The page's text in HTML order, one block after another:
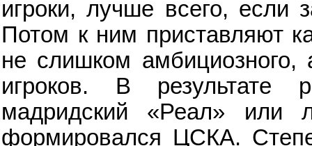
игроки, лучше всего, если
Потом к ним приставляют
не слишком амбициозного,
игроков. В результате
мадридский «Реал» или
формировался ЦСКА.